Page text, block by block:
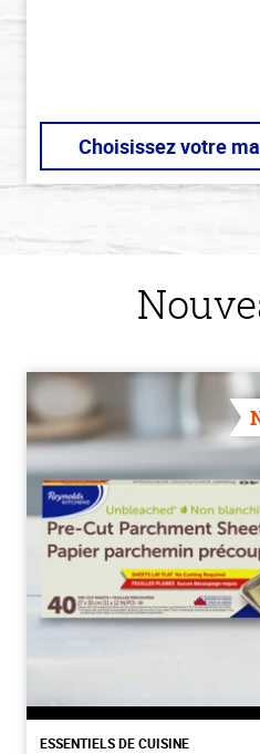
Choisissez votre
ESSENTIELS DE CUISINE